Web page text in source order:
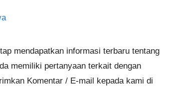
mendapatkan informasi terbaru tentang
memiliki pertanyaan terkait dengan
Komentar / E-mail kepada kami di